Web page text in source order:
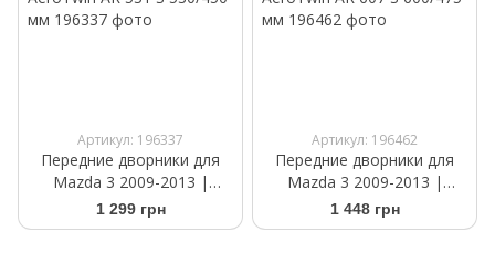
Артикул: 196337
Передние дворники для
Mazda 3 2009-2013 |
Щетки стеклоочистителя
бескаркасные Bosch
1 299 грн
Артикул: 196462
Передние дворники для
Mazda 3 2009-2013 |
Щетки стеклоочистителя
бескаркасные Bosch
1 448 грн